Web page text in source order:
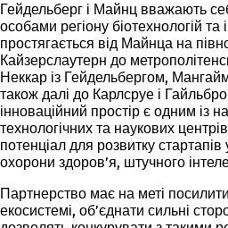
Гейдельберг і Майнц вважають
особами регіону біотехнологій та
простягається від Майнца на
Кайзерслаутерн до
Неккар із Гейдельбергом,
також далі до Карлсруе і
інноваційний простір є одним із
технологічних та наукових
потенціал для розвитку
охорони здоров’я, штучного
Партнерство має на меті
екосистемі, об’єднати сильні